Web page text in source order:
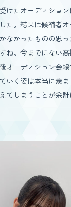
けたオーディション
た。結果は候補者
なかったものの思
ね。今までにない
オーディション会
いく姿は本当に羨
てしまうことが余計